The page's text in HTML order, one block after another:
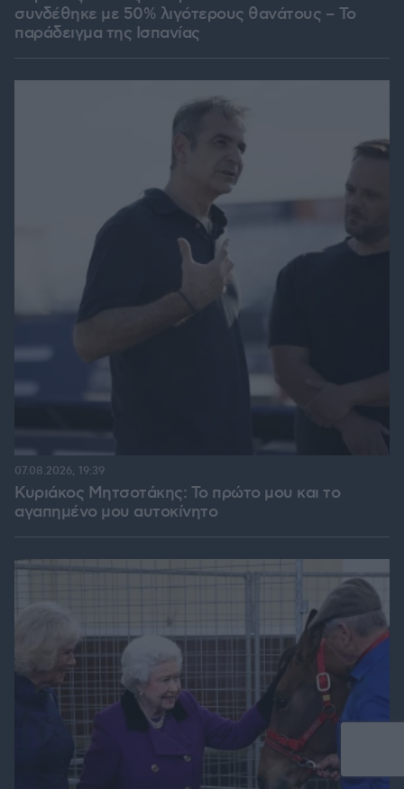
συνδέθηκε με 50% λιγότερους θανάτους – Το
παράδειγμα της Ισπανίας
Κυριάκος Μητσοτάκης: Το πρώτο μου και το
αγαπημένο μου αυτοκίνητο
07.08.2026, 19:39